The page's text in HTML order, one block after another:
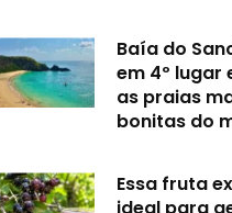
Baía do
em 4º lugar
as praias
bonitas do
Essa fruta
ideal para